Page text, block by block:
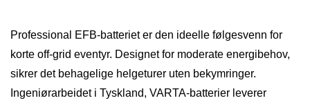
Professional EFB-batteriet er den ideelle følgesvenn for
korte off-grid eventyr. Designet for moderate energibehov,
sikrer det behagelige helgeturer uten bekymringer.​
Ingeniørarbeidet i Tyskland, VARTA-batterier leverer